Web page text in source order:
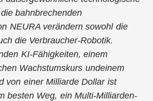
bahnbrechenden
NEURA verändern sowohl die
die Verbraucher-Robotik.
KI-Fähigkeiten, einem
Wachstumskurs undeinem
von einer Milliarde Dollar ist
besten Weg, ein Multi-Milliarden-